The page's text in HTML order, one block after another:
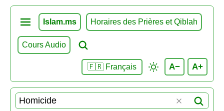
Islam.ms Horaires des Prières et Qiblah
Cours Audio
🇫🇷 Français A− A+